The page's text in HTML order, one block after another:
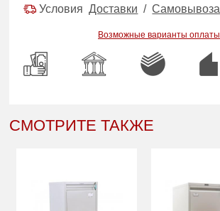
УсловияДоставки /Самовывоза
Возможные варианты оплаты
СМОТРИТЕ ТАКЖЕ